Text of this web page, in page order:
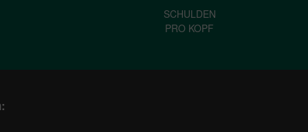
SCHULDEN
PRO KOPF